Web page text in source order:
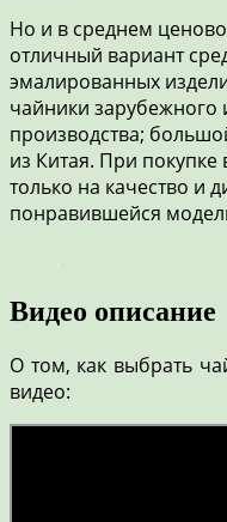
Но и в среднем
отличный вариант
эмалированных
чайники зарубежного
производства;
из Китая. При
только на качество и
понравившейся
Видео описание
О том, как выбрать
видео: